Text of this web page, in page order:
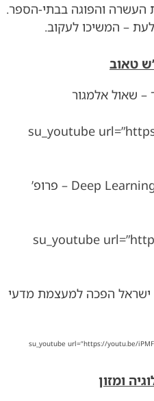
העשרה והפוגה בבתי-הספר.
– המשיכו לעקוב.
טאוב
– שאול אלמגור
[su_youtube
מהפכת ה-AI למידה עמוקה – Deep Learning – פרופ’
[su_youtube
ישראל הפכה למעצמת מדעי
[su_youtube url=”https://youtu.be/
ומזון